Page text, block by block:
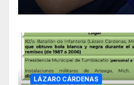
LÁZARO CÁRDENAS